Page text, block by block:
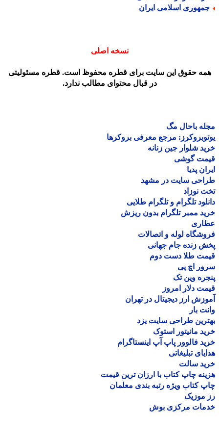
اسلامی ایران
نسخه اصلی
حقوق این سایت برای قطره محفوظ است. قطره مسئولیتی
در قبال محتوای مطالب ندارد.
باحال مگ
مرجع معرفی بروکرها
شلوار جین زنانه
گوشی
پدیا
سایت در مشهد
نوزاد
تلگرام و تلگرام طلایی
ممبر تلگرام بدون ریزش
لوله و اتصالات
زنده جام جهانی
طلا دست دوم
اچ پی
وین تک
دلار امروز
ارز دیجیتال در تهران
بار
طراحی سایت یزد
مانیتور استوک
فالوور پاپ آپ اینستاگرام
تبلیغاتی
سالت
چاپ کتاب با ارزان ترین قیمت
کتاب ویژه رتبه بندی معلمان
موزیک
مرکزی بوش